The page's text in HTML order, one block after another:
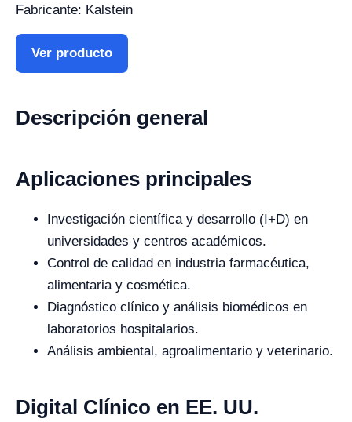
Fabricante: Kalstein
Ver producto
Descripción general
Aplicaciones principales
Investigación científica y desarrollo (I+D) en
universidades y centros académicos.
Control de calidad en industria farmacéutica,
alimentaria y cosmética.
Diagnóstico clínico y análisis biomédicos en
laboratorios hospitalarios.
Análisis ambiental, agroalimentario y veterinario.
Digital Clínico en EE. UU.